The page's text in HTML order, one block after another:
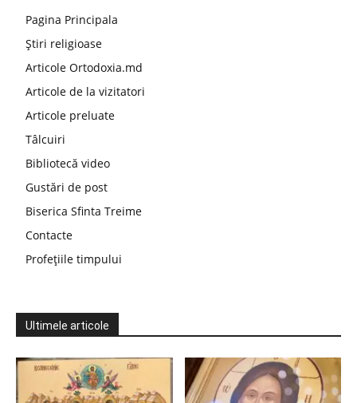
Pagina Principala
Știri religioase
Articole Ortodoxia.md
Articole de la vizitatori
Articole preluate
Tâlcuiri
Bibliotecă video
Gustări de post
Biserica Sfinta Treime
Contacte
Profețiile timpului
Ultimele articole